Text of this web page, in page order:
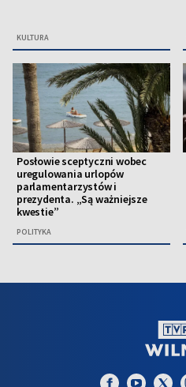
KULTURA
Posłowie sceptyczni wobec
uregulowania urlopów
parlamentarzystów i
prezydenta. „Są ważniejsze
kwestie”
POLITYKA